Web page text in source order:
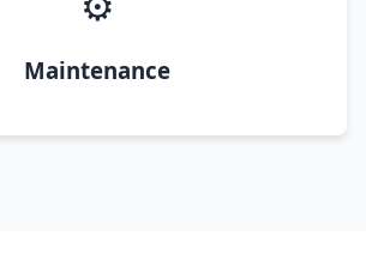
Maintenance